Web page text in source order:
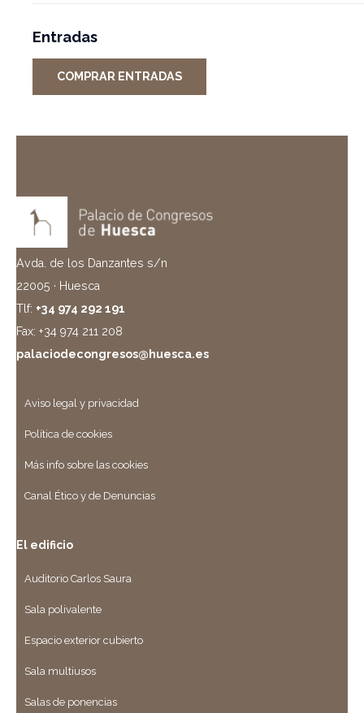
Entradas
COMPRAR ENTRADAS
Avda. de los Danzantes s/n
22005 · Huesca
Tlf: +34 974 292 191
Fax: +34 974 211 208
palaciodecongresos@huesca.es
Aviso legal y privacidad
Política de cookies
Más info sobre las cookies
Canal Ético y de Denuncias
El edificio
Auditorio Carlos Saura
Sala polivalente
Espacio exterior cubierto
Sala multiusos
Salas de ponencias